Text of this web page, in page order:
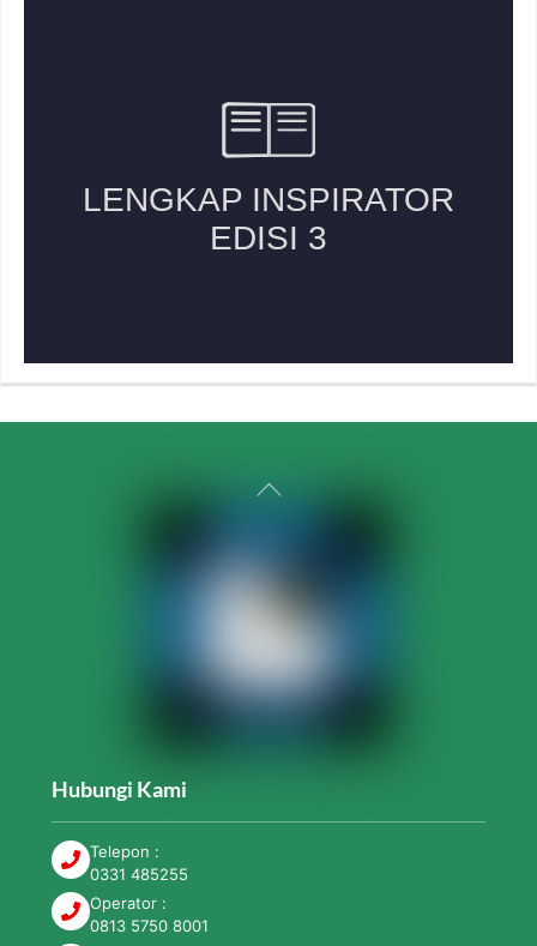
Back
To
Hubungi Kami
Telepon :
0331 485255
Operator :
0813 5750 8001